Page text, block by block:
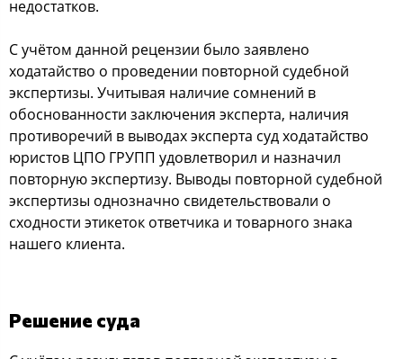
недостатков.
С учётом данной рецензии было заявлено
ходатайство о проведении повторной судебной
экспертизы. Учитывая наличие сомнений в
обоснованности заключения эксперта, наличия
противоречий в выводах эксперта суд ходатайство
юристов ЦПО ГРУПП удовлетворил и назначил
повторную экспертизу. Выводы повторной судебной
экспертизы однозначно свидетельствовали о
сходности этикеток ответчика и товарного знака
нашего клиента.
Решение суда